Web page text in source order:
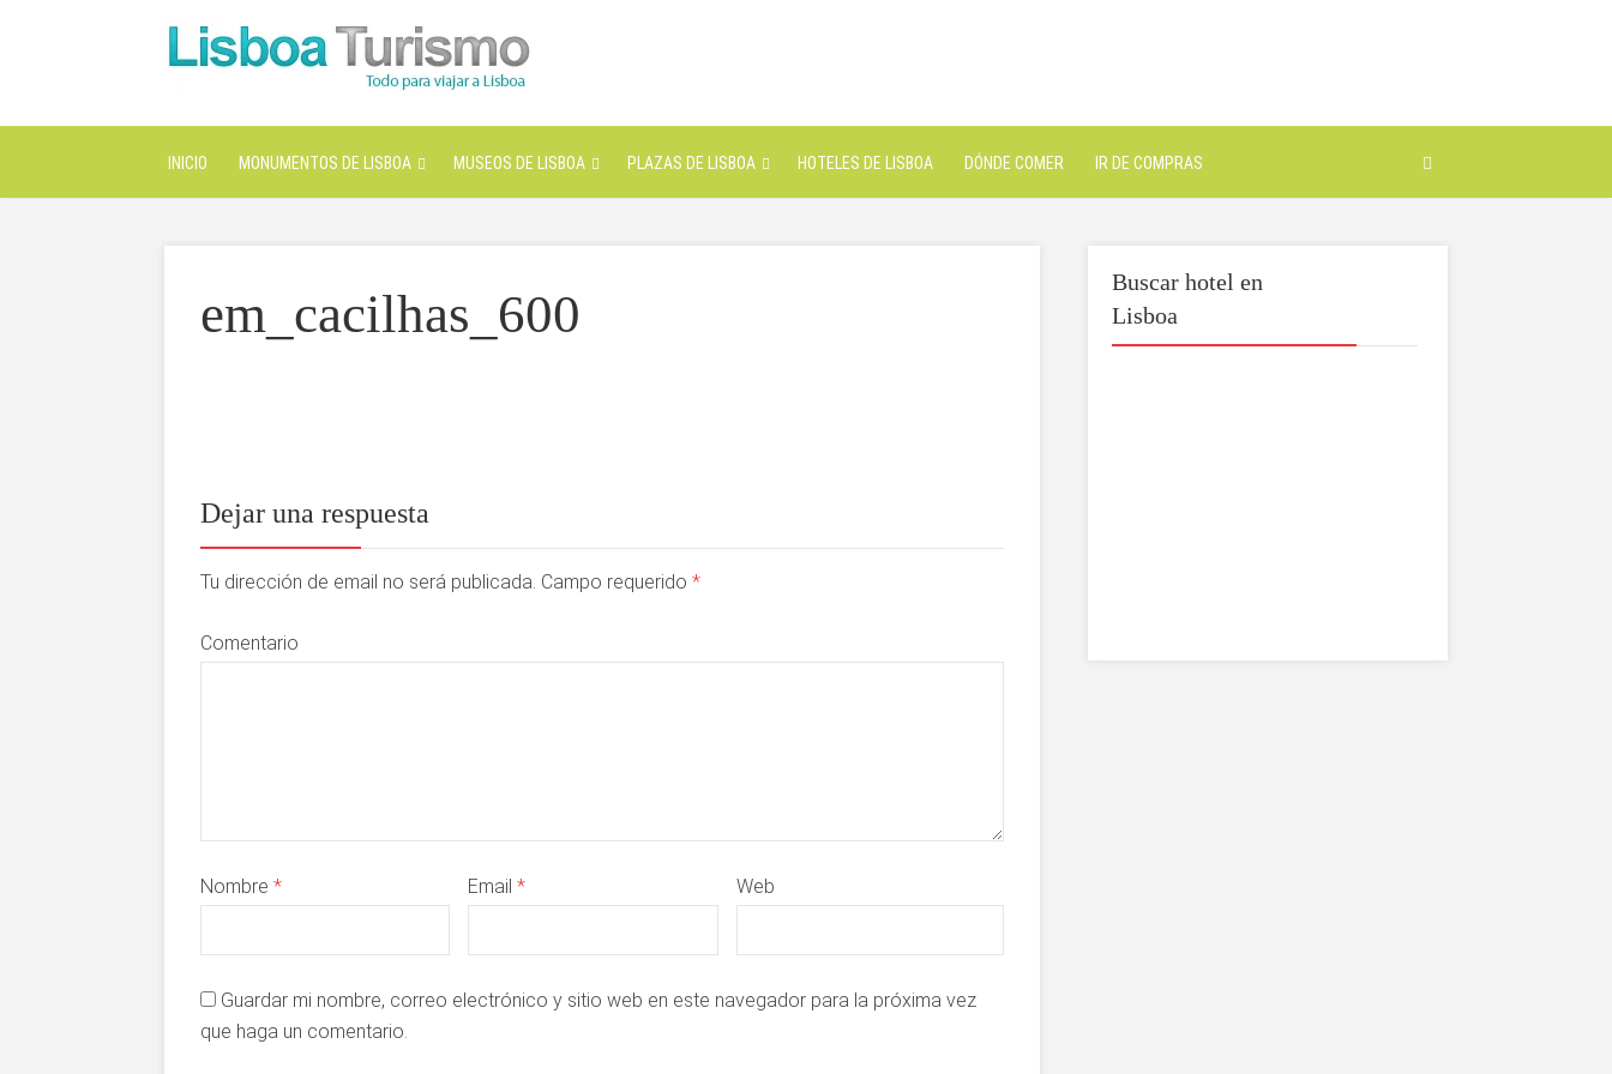
INICIO MONUMENTOS DE LISBOA MUSEOS DE LISBOA PLAZAS DE LISBOA HOTELES DE LISBOA DÓNDE COMER IR DE COMPRAS
em_cacilhas_600
Dejar una respuesta
Tu dirección de email no será publicada. Campo requerido *
Comentario
Nombre * Email * Web
Guardar mi nombre, correo electrónico y sitio web en este navegador para la próxima vez
que haga un comentario.
Buscar hotel en
Lisboa